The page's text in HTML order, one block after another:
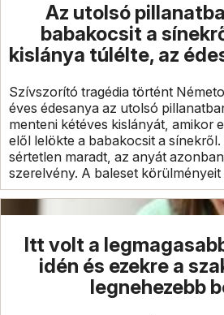
Az utolsó
babakocsit a
kislánya túlélte, az
Szívszorító tragédia történt
éves édesanya az utolsó
menteni kétéves kislányát, amikor
elől lelökte a babakocsit a
sértetlen maradt, az anyát
szerelvény. A baleset körülményeit
Itt volt a
idén és ezekre a
legnehezebb